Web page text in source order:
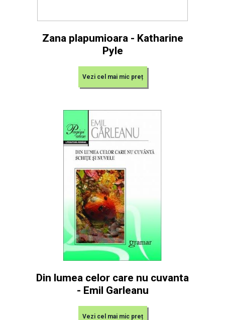
Zana plapumioara - Katharine
Pyle
Vezi cel mai mic preț
Din lumea celor care nu cuvanta
- Emil Garleanu
Vezi cel mai mic preț